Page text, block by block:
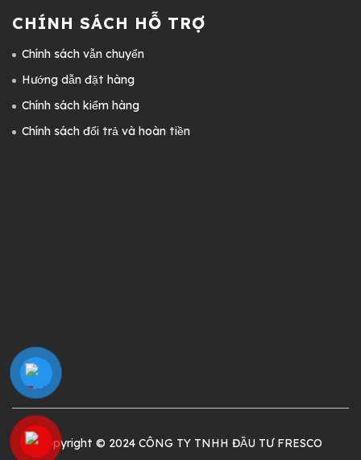
CHÍNH SÁCH HỖ TRỢ
Chính sách vẫn chuyển
Hướng dẫn đặt hàng
Chính sách kiểm hàng
Chính sách đổi trả và hoàn tiền
Copyright © 2024 CÔNG TY TNHH ĐẦU TƯ FRESCO